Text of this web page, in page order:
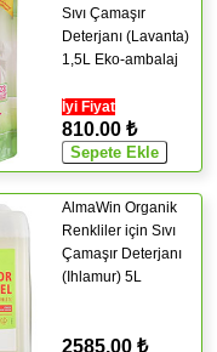
Sıvı Çamaşır
Deterjanı (Lavanta)
1,5L Eko-ambalaj
İyi Fiyat
810.00 ₺
AlmaWin Organik
Renkliler için Sıvı
Çamaşır Deterjanı
(Ihlamur) 5L
2585.00 ₺